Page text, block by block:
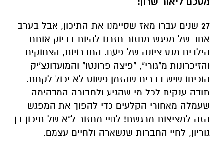
27 שנים עברו מאז שסיימנו את התיכון, אבל בערב
אחד של מפגש מחזור חזרנו להיות בדיוק אותם
הילדים מנס ציונה של פעם. החברויות, הצחוקים
והזיכרונות מ"גורי", "פיצה פרונטו" והמועדונצ'יק
הוכיחו שיש דברים שהזמן פשוט לא יכול לקחת.
תודה ענקית לכל מי שהגיע ולחבורה המדהימה
שעמלה מאחורי הקלעים כדי להפוך את המפגש
הזה למציאות מרגשת! לחיי מחזור ל"א של תיכון בן
גוריון, לחיי החברות שנשארה ולחיים עצמם.